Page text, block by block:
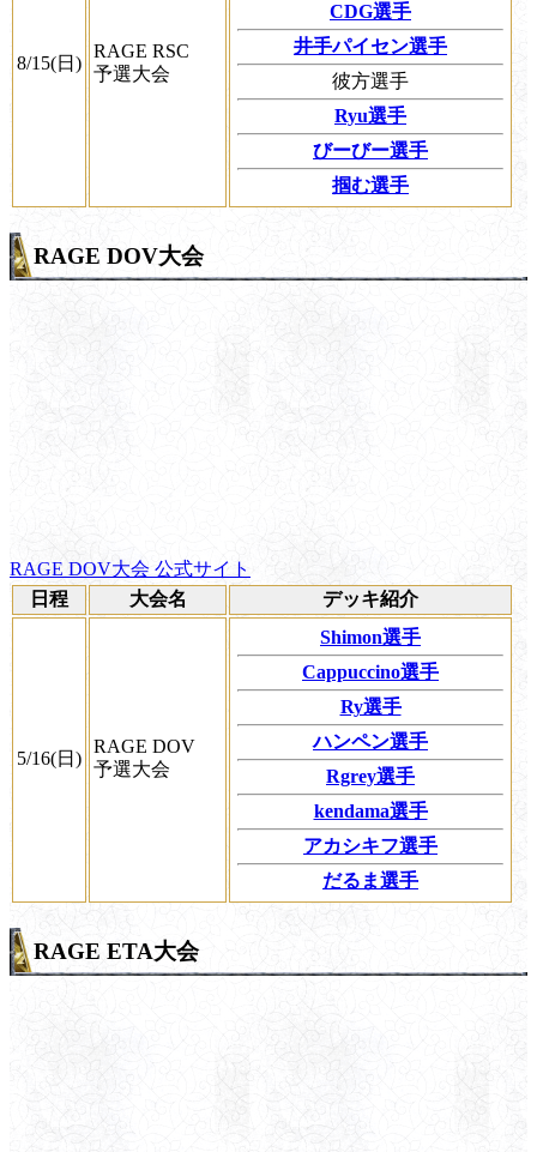
8/15(日)
RAGE RSC
予選大会
CDG選手
井手パイセン選手
彼方選手
Ryu選手
びーびー選手
掴む選手
RAGE DOV大会
RAGE DOV大会 公式サイト
日程
大会名 デッキ紹介
5/16(日)
RAGE DOV
予選大会
Shimon選手
Cappuccino選手
Ry選手
ハンペン選手
Rgrey選手
kendama選手
アカシキフ選手
だるま選手
RAGE ETA大会